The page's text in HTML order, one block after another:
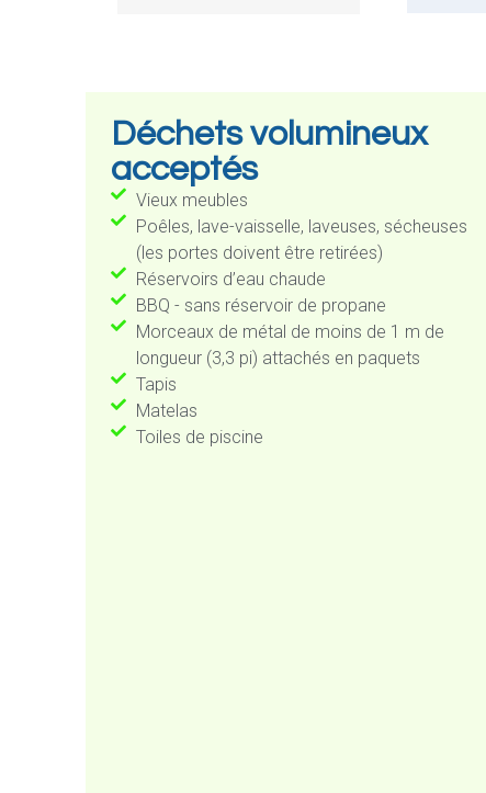
Déchets volumineux
acceptés
Vieux meubles
Poêles, lave-vaisselle, laveuses, sécheuses
(les portes doivent être retirées)
Réservoirs d’eau chaude
BBQ - sans réservoir de propane
Morceaux de métal de moins de 1 m de
longueur (3,3 pi) attachés en paquets
Tapis
Matelas
Toiles de piscine